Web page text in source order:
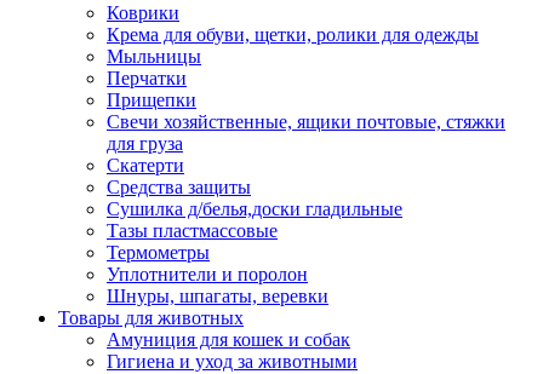
Коврики
Крема для обуви, щетки, ролики для одежды
Мыльницы
Перчатки
Прищепки
Свечи хозяйственные, ящики почтовые, стяжки
для груза
Скатерти
Средства защиты
Сушилка д/белья,доски гладильные
Тазы пластмассовые
Термометры
Уплотнители и поролон
Шнуры, шпагаты, веревки
Товары для животных
Амуниция для кошек и собак
Гигиена и уход за животными